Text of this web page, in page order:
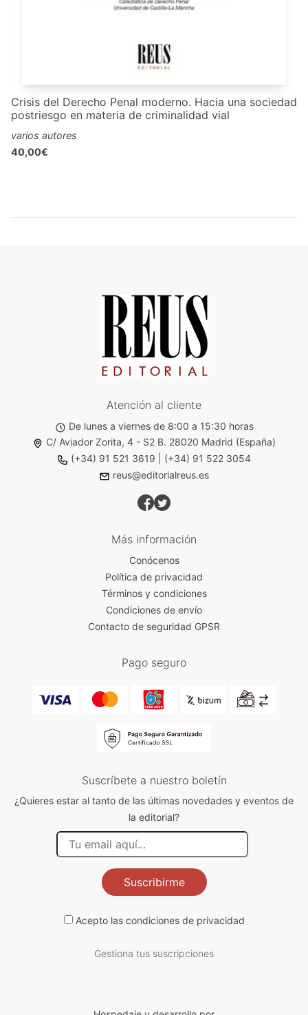
Crisis del Derecho Penal moderno. Hacia una sociedad
postriesgo en materia de criminalidad vial
varios autores
40,00€
Atención al cliente
De lunes a viernes de 8:00 a 15:30 horas
C/ Aviador Zorita, 4 - S2 B. 28020 Madrid (España)
(+34) 91 521 3619
(+34) 91 522 3054
reus@editorialreus.es
Más información
Conócenos
Política de privacidad
Términos y condiciones
Condiciones de envío
Contacto de seguridad GPSR
Pago seguro
Suscríbete a nuestro boletín
¿Quieres estar al tanto de las últimas novedades y eventos de
la editorial?
Suscribirme
Acepto las condiciones de privacidad
Gestiona tus suscripciones